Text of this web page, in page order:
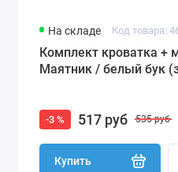
На складе Код товара:
Комплект кроватка +
Маятник / белый бук
-3 % 517 руб 535 руб
Купить